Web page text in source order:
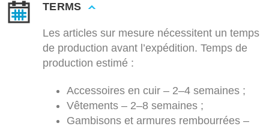
TERMS
Les articles sur mesure nécessitent un temps
de production avant l’expédition. Temps de
production estimé :
Accessoires en cuir – 2–4 semaines ;
Vêtements – 2–8 semaines ;
Gambisons et armures rembourrées –